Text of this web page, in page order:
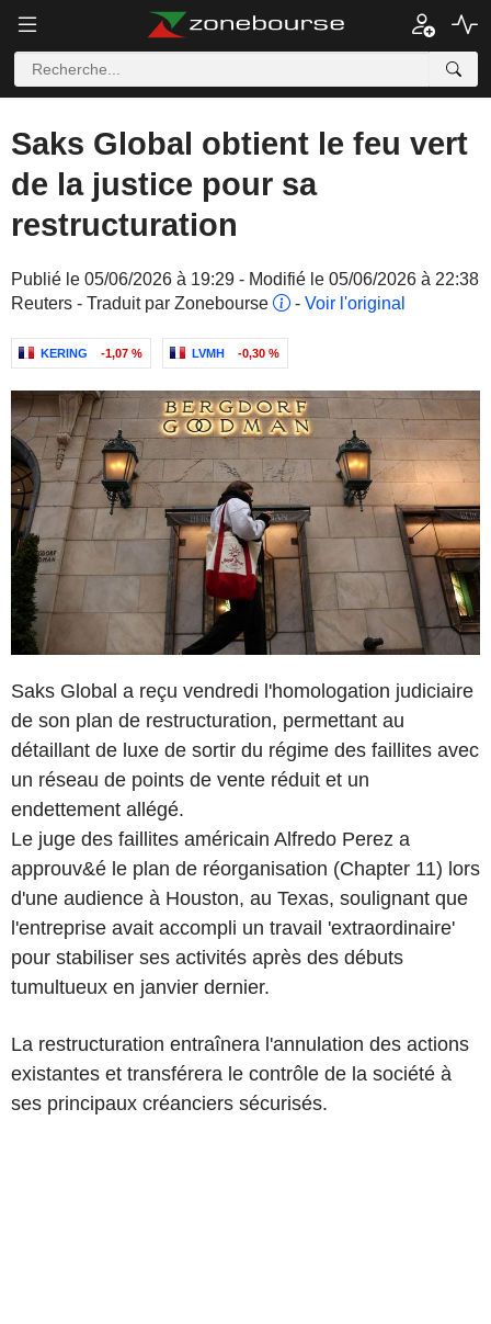
Saks Global obtient le feu vert
de la justice pour sa
restructuration
Publié le 05/06/2026 à 19:29 - Modifié le 05/06/2026 à 22:38
Reuters - Traduit par Zonebourse
- Voir l'original
KERING -1,07 % LVMH -0,30 %
Saks Global a reçu vendredi l'homologation judiciaire
de son plan de restructuration, permettant au
détaillant de luxe de sortir du régime des faillites avec
un réseau de points de vente réduit et un
endettement allégé.
Le juge des faillites américain Alfredo Perez a
approuv&é le plan de réorganisation (Chapter 11) lors
d'une audience à Houston, au Texas, soulignant que
l'entreprise avait accompli un travail 'extraordinaire'
pour stabiliser ses activités après des débuts
tumultueux en janvier dernier.
La restructuration entraînera l'annulation des actions
existantes et transférera le contrôle de la société à
ses principaux créanciers sécurisés.